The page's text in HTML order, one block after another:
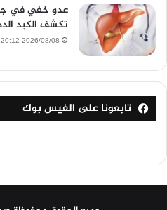
عدو خفي في
تكشف الكبد
2026/08/08 6:20:12 مساءً
تابعونا على الفيس بوك